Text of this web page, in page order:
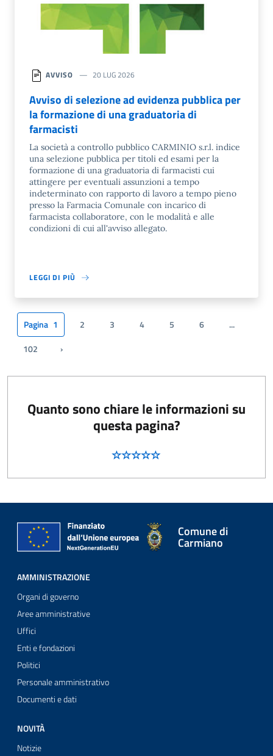
AVVISO 20 LUG 2026
Avviso di selezione ad evidenza pubblica per
la formazione di una graduatoria di
farmacisti
La società a controllo pubblico CARMINIO s.r.l. indice
una selezione pubblica per titoli ed esami per la
formazione di una graduatoria di farmacisti cui
attingere per eventuali assunzioni a tempo
indeterminato con rapporto di lavoro a tempo pieno
presso la Farmacia Comunale con incarico di
farmacista collaboratore, con le modalità e alle
condizioni di cui all'avviso allegato.
LEGGI DI PIÙ
Pagina 1 2 3 4 5 6
...
102
Pagina successiva
›
Quanto sono chiare le informazioni su
questa pagina?
Comune di
Carmiano
AMMINISTRAZIONE
Organi di governo
Aree amministrative
Uffici
Enti e fondazioni
Politici
Personale amministrativo
Documenti e dati
NOVITÀ
Notizie